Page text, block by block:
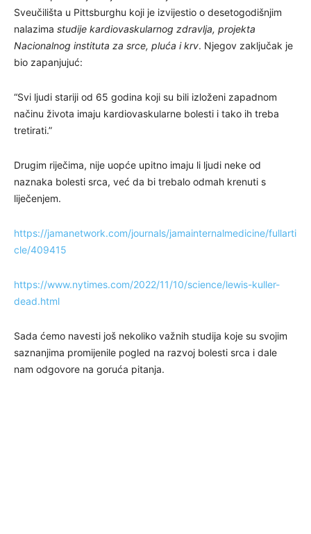
Sveučilišta u Pittsburghu koji je izvijestio o desetogodišnjim
nalazima studije kardiovaskularnog zdravlja, projekta
Nacionalnog instituta za srce, pluća i krv. Njegov zaključak je
bio zapanjujuć:
“Svi ljudi stariji od 65 godina koji su bili izloženi zapadnom
načinu života imaju kardiovaskularne bolesti i tako ih treba
tretirati.”
Drugim riječima, nije uopće upitno imaju li ljudi neke od
naznaka bolesti srca, već da bi trebalo odmah krenuti s
liječenjem.
https://jamanetwork.com/journals/jamainternalmedicine/fullarti
cle/409415
https://www.nytimes.com/2022/11/10/science/lewis-kuller-
dead.html
Sada ćemo navesti još nekoliko važnih studija koje su svojim
saznanjima promijenile pogled na razvoj bolesti srca i dale
nam odgovore na goruća pitanja.